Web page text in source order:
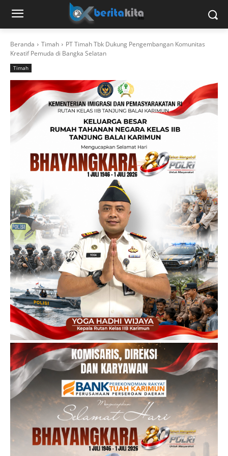
Beranda Timah
PT Timah Tbk Dukung Pengembangan Komunitas
Kreatif Pemuda di Bangka Selatan
Timah